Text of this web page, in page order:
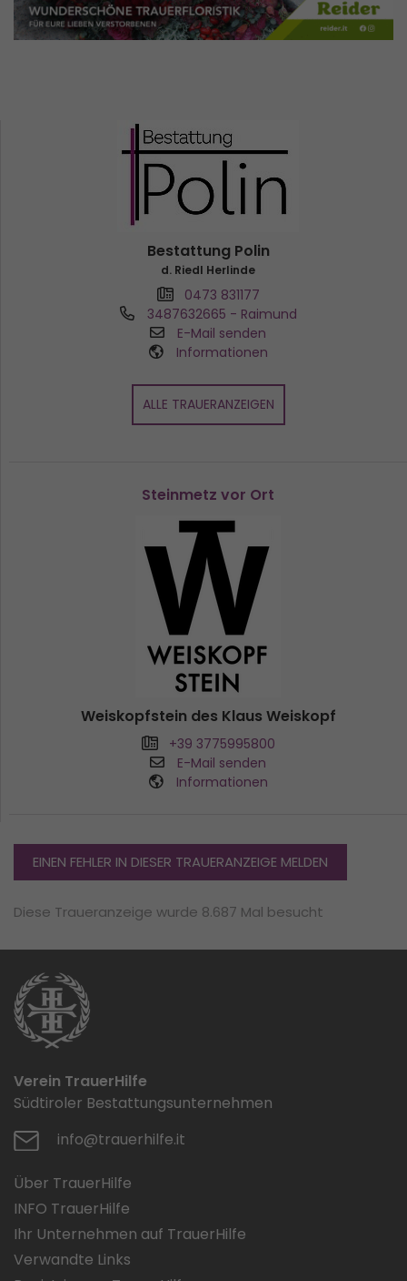
Bestattung Polin
d. Riedl Herlinde
0473 831177
3487632665 - Raimund
E-Mail senden
Informationen
ALLE TRAUERANZEIGEN
Steinmetz vor Ort
Weiskopfstein des Klaus Weiskopf
+39 3775995800
E-Mail senden
Informationen
EINEN FEHLER IN DIESER TRAUERANZEIGE MELDEN
Diese Traueranzeige wurde 8.687 Mal besucht
Verein TrauerHilfe
Südtiroler Bestattungsunternehmen
info@trauerhilfe.it
Über TrauerHilfe
INFO TrauerHilfe
Ihr Unternehmen auf TrauerHilfe
Verwandte Links